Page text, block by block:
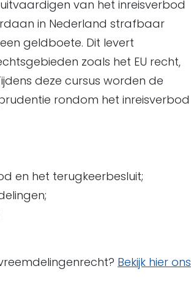
van het inreisverbod
in Nederland strafbaar
geldboete. Dit levert
zoals het EU recht,
deze cursus worden de
rondom het inreisverbod
en het terugkeerbesluit;
Bekijk hier ons